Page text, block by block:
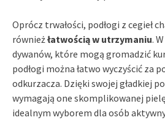
Oprócz trwałości, podłogi z cegieł
równieżłatwością w utrzymaniu.
dywanów, które mogą gromadzić
podłogi można łatwo wyczyścić za
odkurzacza. Dzięki swojej gładkiej
wymagają one skomplikowanej
idealnym wyborem dla osób